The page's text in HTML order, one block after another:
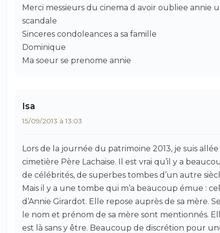
Merci messieurs du cinema d avoir oubliee annie
scandale
Sinceres condoleances a sa famille
Dominique
Ma soeur se prenome annie
Isa
15/09/2013 à 13:03
Lors de la journée du patrimoine 2013, je suis
cimetière Père Lachaise. Il est vrai qu’il y a
de célébrités, de superbes tombes d’un autre
Mais il y a une tombe qui m’a beaucoup émue :
d’Annie Girardot. Elle repose auprès de sa mère.
le nom et prénom de sa mère sont mentionnés.
est là sans y être. Beaucoup de discrétion pour